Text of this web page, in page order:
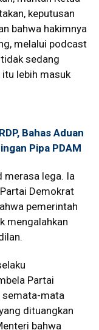
keputusan
bahwa hakimnya
melalui podcast
sedang
itu lebih masuk
Bahas Aduan
Pipa PDAM
merasa lega. Ia
Demokrat
pemerintah
mengalahkan
Partai
semata-mata
dituangkan
bahwa